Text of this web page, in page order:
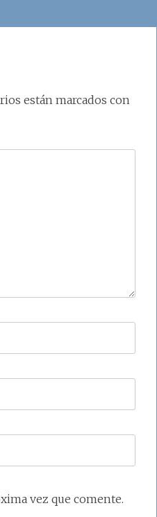
están marcados con
vez que comente.